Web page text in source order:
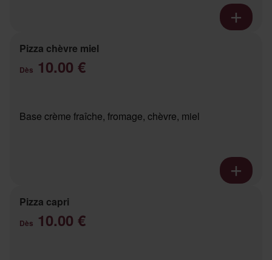
Pizza chèvre miel
Dès 10.00 €
Base crème fraîche, fromage, chèvre, miel
Pizza capri
Dès 10.00 €